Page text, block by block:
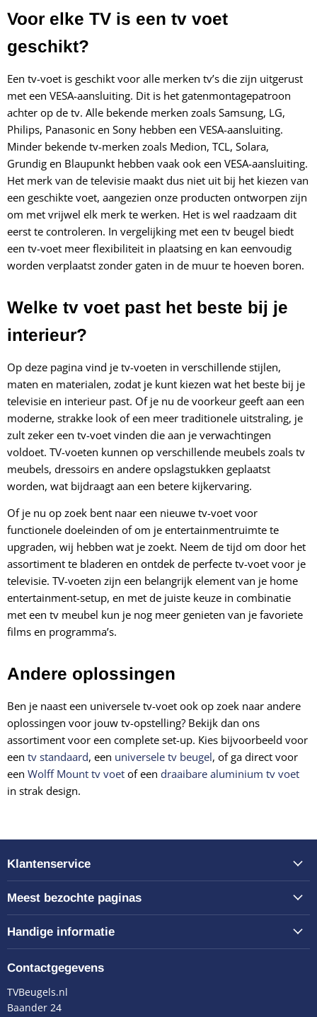
Voor elke TV is een tv voet
geschikt?
Een tv-voet is geschikt voor alle merken tv’s die zijn uitgerust
met een VESA-aansluiting. Dit is het gatenmontagepatroon
achter op de tv. Alle bekende merken zoals Samsung, LG,
Philips, Panasonic en Sony hebben een VESA-aansluiting.
Minder bekende tv-merken zoals Medion, TCL, Solara,
Grundig en Blaupunkt hebben vaak ook een VESA-aansluiting.
Het merk van de televisie maakt dus niet uit bij het kiezen van
een geschikte voet, aangezien onze producten ontworpen zijn
om met vrijwel elk merk te werken. Het is wel raadzaam dit
eerst te controleren. In vergelijking met een tv beugel biedt
een tv-voet meer flexibiliteit in plaatsing en kan eenvoudig
worden verplaatst zonder gaten in de muur te hoeven boren.
Welke tv voet past het beste bij je
interieur?
Op deze pagina vind je tv-voeten in verschillende stijlen,
maten en materialen, zodat je kunt kiezen wat het beste bij je
televisie en interieur past. Of je nu de voorkeur geeft aan een
moderne, strakke look of een meer traditionele uitstraling, je
zult zeker een tv-voet vinden die aan je verwachtingen
voldoet. TV-voeten kunnen op verschillende meubels zoals tv
meubels, dressoirs en andere opslagstukken geplaatst
worden, wat bijdraagt aan een betere kijkervaring.
Of je nu op zoek bent naar een nieuwe tv-voet voor
functionele doeleinden of om je entertainmentruimte te
upgraden, wij hebben wat je zoekt. Neem de tijd om door het
assortiment te bladeren en ontdek de perfecte tv-voet voor je
televisie. TV-voeten zijn een belangrijk element van je home
entertainment-setup, en met de juiste keuze in combinatie
met een tv meubel kun je nog meer genieten van je favoriete
films en programma’s.
Andere oplossingen
Ben je naast een universele tv-voet ook op zoek naar andere
oplossingen voor jouw tv-opstelling? Bekijk dan ons
assortiment voor een complete set-up. Kies bijvoorbeeld voor
een tv standaard, een universele tv beugel, of ga direct voor
een Wolff Mount tv voet of een draaibare aluminium tv voet
in strak design.
Klantenservice
Meest bezochte paginas
Handige informatie
Contactgegevens
TVBeugels.nl
Baander 24